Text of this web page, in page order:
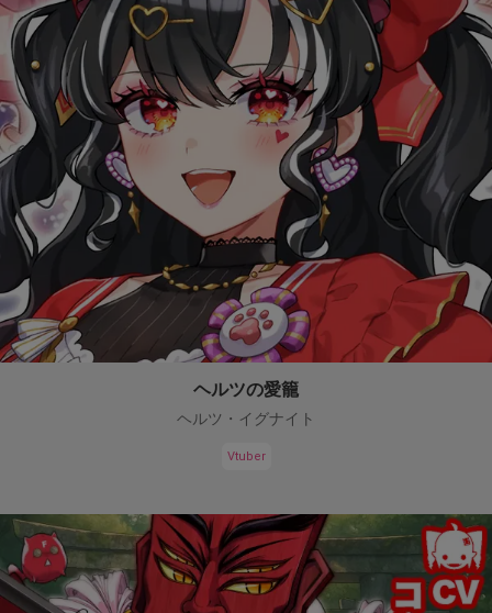
ヘルツの愛籠
ヘルツ・イグナイト
Vtuber